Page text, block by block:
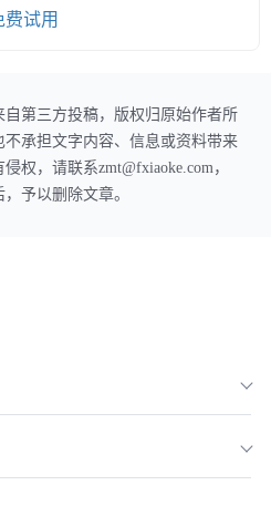
费试用
第三方投稿，版权归原始作者所
承担文字内容、信息或资料带来
权，请联系zmt@fxiaoke.com，
予以删除文章。